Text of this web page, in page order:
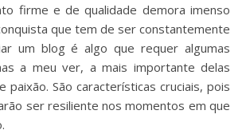
firme e de qualidade demora imenso
que tem de ser constantemente
um blog é algo que requer algumas
a meu ver, a mais importante delas
paixão. São características cruciais, pois
ser resiliente nos momentos em que